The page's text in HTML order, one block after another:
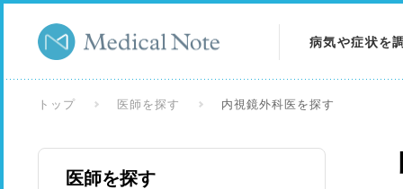
病気や症状を
トップ 医師を探す 内視鏡外科医を探す
医師を探す